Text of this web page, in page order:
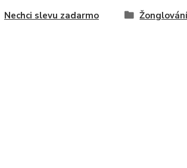
Nechci slevu zadarmo